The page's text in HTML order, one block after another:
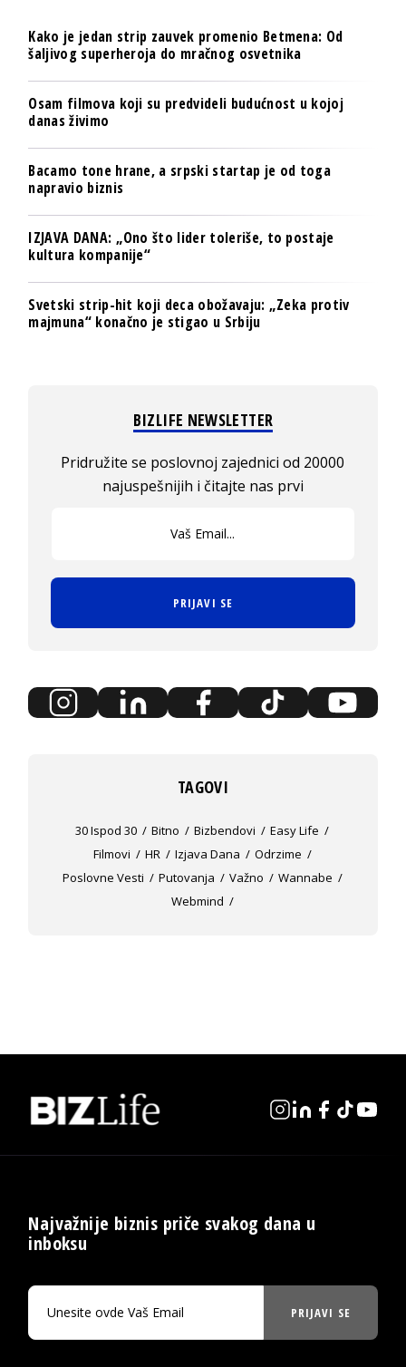
Kako je jedan strip zauvek promenio Betmena: Od
šaljivog superheroja do mračnog osvetnika
Osam filmova koji su predvideli budućnost u kojoj
danas živimo
Bacamo tone hrane, a srpski startap je od toga
napravio biznis
IZJAVA DANA: „Ono što lider toleriše, to postaje
kultura kompanije“
Svetski strip-hit koji deca obožavaju: „Zeka protiv
majmuna“ konačno je stigao u Srbiju
BIZLIFE NEWSLETTER
Pridružite se poslovnoj zajednici od 20000
najuspešnijih i čitajte nas prvi
PRIJAVI SE
TAGOVI
30 Ispod 30 Bitno Bizbendovi
Easy Life
Filmovi
HR Izjava Dana
Odrzime
Poslovne Vesti
Putovanja Važno
Wannabe
Webmind
Najvažnije biznis priče svakog dana u
inboksu
PRIJAVI SE